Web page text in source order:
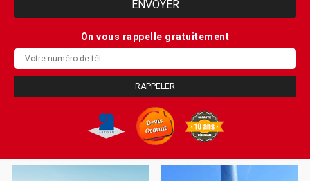
On vous rappelle gratuitement